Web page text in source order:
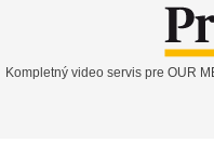
Kompletný video servis pre OUR